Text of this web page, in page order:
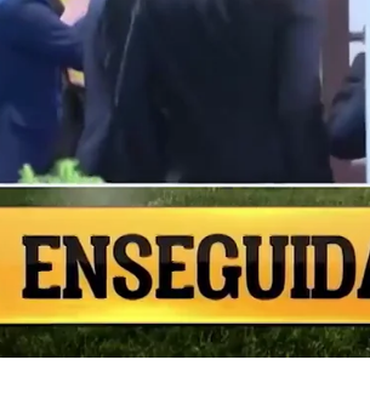
el Real Madrid parece cada
dice no haber tomado una
la anunciará muy pronto.